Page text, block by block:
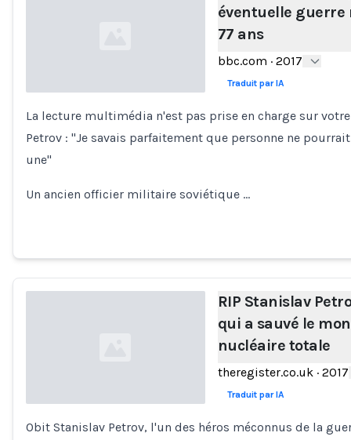
éventuelle guerre
77 ans
bbc.com · 2017
Traduit par IA
La lecture multimédia n'est pas prise en charge sur
Petrov : ''Je savais parfaitement que personne ne
une''
Un ancien officier militaire soviétique …
RIP Stanislav
qui a sauvé le
nucléaire totale
theregister.co.uk· 2017
Traduit par IA
Obit Stanislav Petrov, l'un des héros méconnus de la